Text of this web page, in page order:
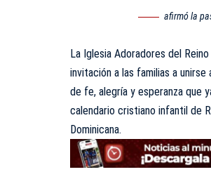
afirmó la
La Iglesia Adoradores del
invitación a las familias a
de fe, alegría y esperanza que
calendario cristiano infantil de
Dominicana.